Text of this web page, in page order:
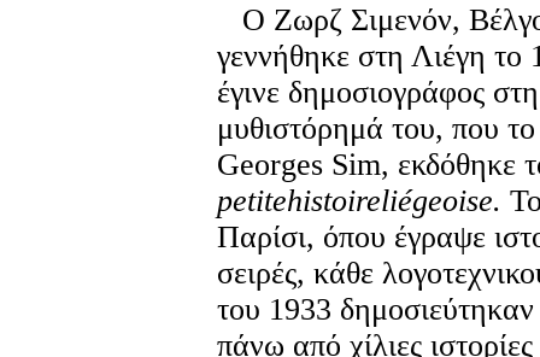
Ο Ζωρζ Σιμενόν,
γεννήθηκε στη Λιέγη το
έγινε δημοσιογράφος
μυθιστόρημά του, που
Georges Sim, εκδόθηκε
petitehistoireliegeoise.
Παρίσι, όπου έγραψε
σειρές, κάθε
του 1933
πάνω από χίλιες